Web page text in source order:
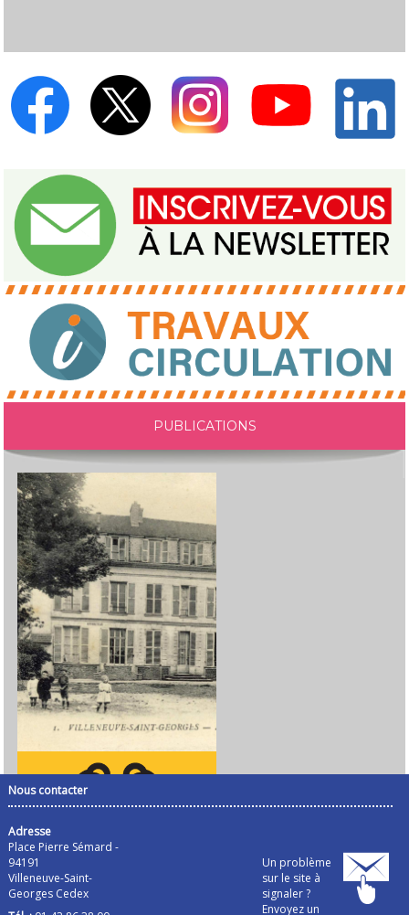
PUBLICATIONS
Nous contacter
Adresse
Place Pierre Sémard -
94191
Villeneuve-Saint-
Georges Cedex
Un problème
sur le site à
signaler ?
Envoyez un